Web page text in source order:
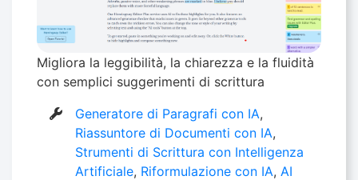
Migliora la leggibilità, la chiarezza e la fluidità
con semplici suggerimenti di scrittura
Generatore di Paragrafi con IA,
Riassuntore di Documenti con IA,
Strumenti di Scrittura con Intelligenza
Artificiale, Riformulazione con IA, AI